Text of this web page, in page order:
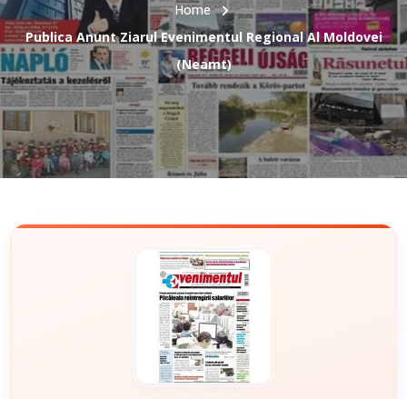
Home
Publica Anunt Ziarul Evenimentul Regional Al Moldovei
(Neamt)